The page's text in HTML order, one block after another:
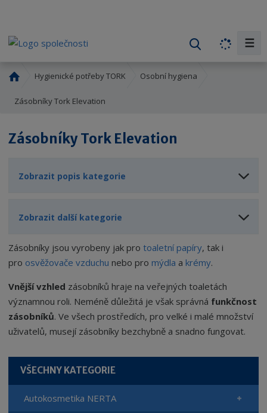
☰
o
í
r
a
Hygienické potřeby TORK Osobní hygiena
Zásobníky Tork Elevation
Zásobníky Tork Elevation
Zobrazit popis kategorie
Zobrazit další kategorie
Zásobníky jsou vyrobeny jak protoaletní papíry, tak i
pro osvěžovače vzduchu nebo pro mýdla a krémy.
Vnější vzhled zásobníků hraje na veřejných toaletách
významnou roli. Neméně důležitá je však správná funkčnost
zásobníků. Ve všech prostředích, pro velké i malé množství
uživatelů, musejí zásobníky bezchybně a snadno fungovat.
VŠECHNY KATEGORIE
Autokosmetika NERTA